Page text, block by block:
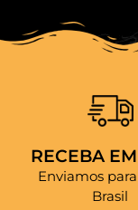
RECEBA
Enviamos
Brasil